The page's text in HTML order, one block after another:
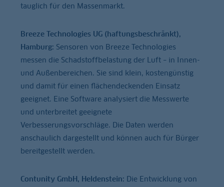
tauglich für den Massenmarkt.
Breeze Technologies UG (haftungsbeschränkt),
Hamburg: Sensoren von Breeze Technologies
messen die Schadstoffbelastung der Luft – in Innen-
und Außenbereichen. Sie sind klein, kostengünstig
und damit für einen flächendeckenden Einsatz
geeignet. Eine Software analysiert die Messwerte
und unterbreitet geeignete
Verbesserungsvorschläge. Die Daten werden
anschaulich dargestellt und können auch für Bürger
bereitgestellt werden.
Contunity GmbH, Heldenstein: Die Entwicklung von